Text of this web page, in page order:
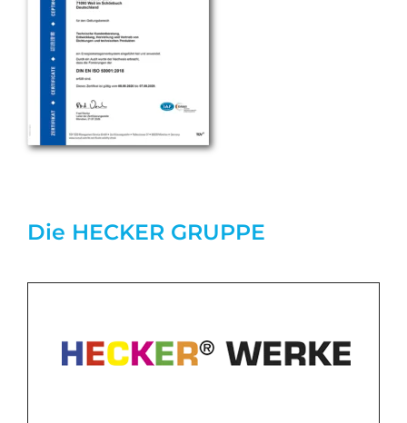
Die HECKER GRUPPE